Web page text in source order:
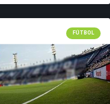
FÚTBOL